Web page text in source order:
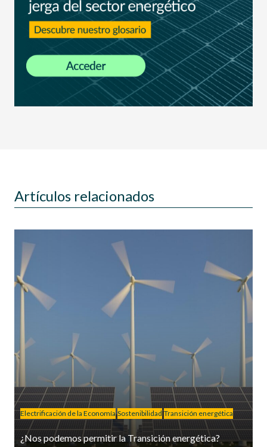
Artículos relacionados
Electrificación de la Economía Sostenibilidad Transición energética
¿Nos podemos permitir la Transición energética?